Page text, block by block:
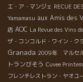
エ・ア・マンジェ RECUE
Yamamasu aux Amis des
店 AOC La Revue des Vins
ザ・コンコルド・ワイン・ク
Granada 2009年 マルセ
トランびそう Cuvee
フレンチレストラン・ヤオユ